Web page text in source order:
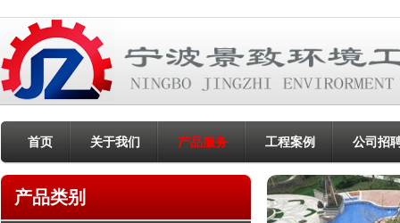
首页 关于我们 产品服务 工程案例 公司招
产品类别